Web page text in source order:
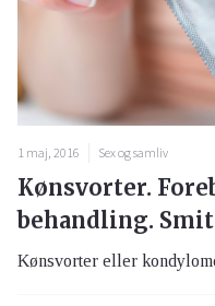
1 maj, 2016 Sex og samliv
Kønsvorter.
behandling.
Kønsvorter eller